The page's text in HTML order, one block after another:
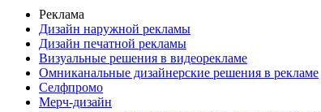
Реклама
Дизайн наружной рекламы
Дизайн печатной рекламы
Визуальные решения в видеорекламе
Омниканальные дизайнерские решения в рекламе
Селфпромо
Мерч-дизайн